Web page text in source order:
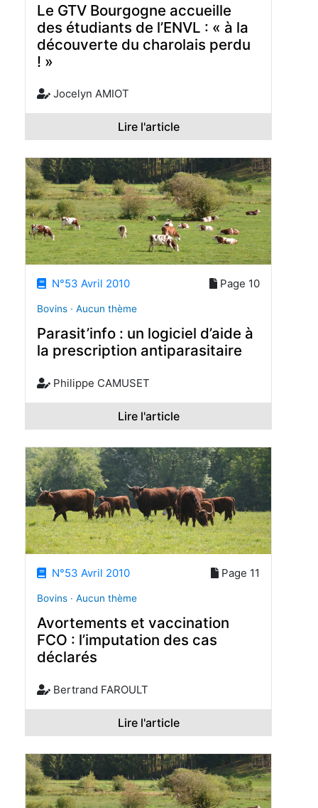
Le GTV Bourgogne accueille
des étudiants de l’ENVL : « à la
découverte du charolais perdu
! »
Jocelyn AMIOT
Lire l'article
N°53 Avril 2010 Page 10
Bovins · Aucun thème
Parasit’info : un logiciel d’aide à
la prescription antiparasitaire
Philippe CAMUSET
Lire l'article
N°53 Avril 2010 Page 11
Bovins · Aucun thème
Avortements et vaccination
FCO : l’imputation des cas
déclarés
Bertrand FAROULT
Lire l'article